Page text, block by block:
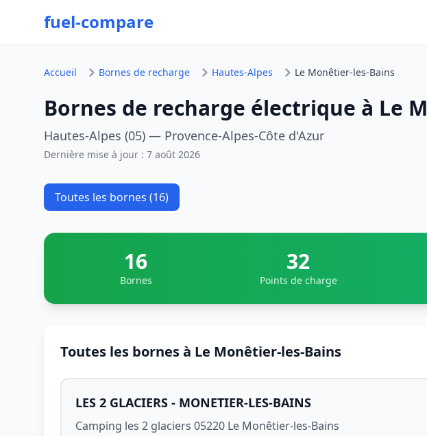
fuel-compare
Accueil Bornes de recharge Hautes-Alpes Le Monêtier-les-Bains
Bornes de recharge électrique à Le
Hautes-Alpes (05) — Provence-Alpes-Côte d'Azur
Dernière mise à jour : 7 août 2026
Toutes les bornes (16)
16
Bornes
32
Points de charge
Toutes les bornes à Le Monêtier-les-Bains
LES 2 GLACIERS - MONETIER-LES-BAINS
Camping les 2 glaciers 05220 Le Monêtier-les-Bains